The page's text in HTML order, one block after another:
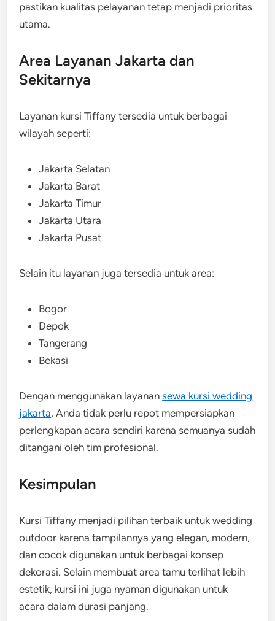
pastikan kualitas pelayanan tetap menjadi prioritas
utama.
Area Layanan Jakarta dan
Sekitarnya
Layanan kursi Tiffany tersedia untuk berbagai
wilayah seperti:
Jakarta Selatan
Jakarta Barat
Jakarta Timur
Jakarta Utara
Jakarta Pusat
Selain itu layanan juga tersedia untuk area:
Bogor
Depok
Tangerang
Bekasi
Dengan menggunakan layanansewa kursi wedding
jakarta, Anda tidak perlu repot mempersiapkan
perlengkapan acara sendiri karena semuanya sudah
ditangani oleh tim profesional.
Kesimpulan
Kursi Tiffany menjadi pilihan terbaik untuk wedding
outdoor karena tampilannya yang elegan, modern,
dan cocok digunakan untuk berbagai konsep
dekorasi. Selain membuat area tamu terlihat lebih
estetik, kursi ini juga nyaman digunakan untuk
acara dalam durasi panjang.